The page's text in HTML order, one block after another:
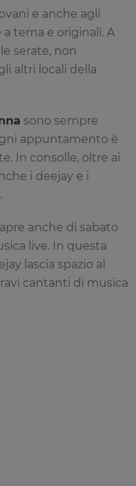
e anche agli
tema e originali. A
serate, non
altri locali della
sono sempre
appuntamento è
In consolle, oltre ai
i deejay e i
anche di sabato
live. In questa
lascia spazio al
cantanti di musica